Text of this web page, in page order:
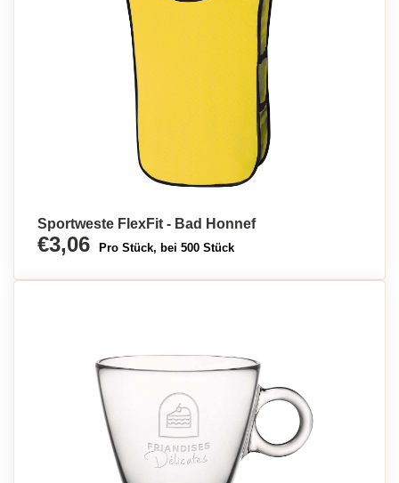
Sportweste FlexFit - Bad Honnef
€3,06 Pro Stück, bei 500 Stück